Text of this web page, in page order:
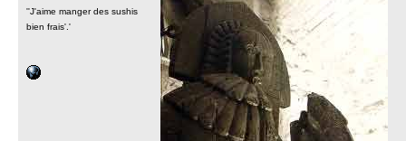
''J'aime manger des sushis
bien frais'.'